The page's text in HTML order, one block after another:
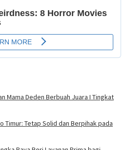
Mama Deden Berbuah Juara I Tingkat
Timur: Tetap Solid dan Berpihak pada